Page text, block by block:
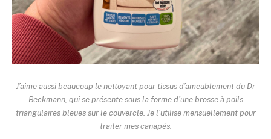
J’aime aussi beaucoup le nettoyant pour tissus d’ameublement du Dr
Beckmann, qui se présente sous la forme d’une brosse à poils
triangulaires bleues sur le couvercle. Je l’utilise mensuellement pour
traiter mes canapés.